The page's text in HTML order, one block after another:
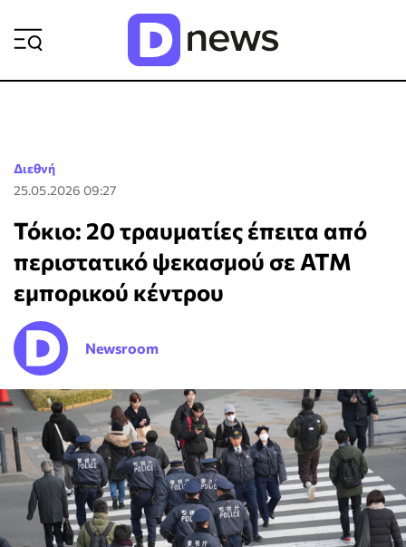
Διεθνή
25.05.2026 09:27
Τόκιο: 20 τραυματίες έπειτα από
περιστατικό ψεκασμού σε ΑΤΜ
εμπορικού κέντρου
Newsroom